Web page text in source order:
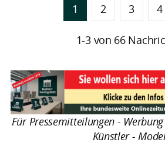
1 2 3 4
1-3 von 66
Für Pressemitteilungen -
Künstler -